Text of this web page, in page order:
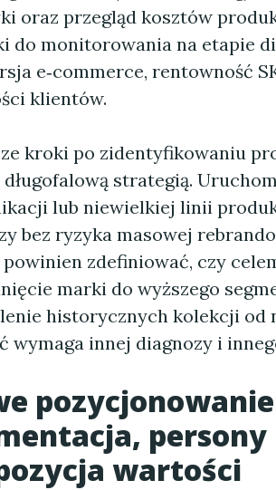
oraz przegląd kosztów
do monitorowania na etapie
e‑commerce, rentowność
klientów.
kroki po zidentyfikowaniu
strategią.
lub niewielkiej linii
bez ryzyka masowej
powinien zdefiniować, czy
marki do wyższego
historycznych kolekcji
wymaga innej diagnozy i
wartości